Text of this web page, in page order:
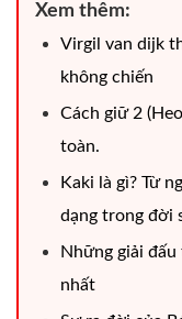
Xem thêm:
Virgil van dijk
không chiến
Cách giữ 2
toàn.
Kaki là gì? Từ
dạng trong đời
Những giải
nhất